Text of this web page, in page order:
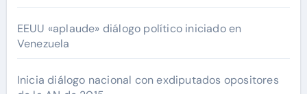
EEUU «aplaude» diálogo político iniciado en
Venezuela
Inicia diálogo nacional con exdiputados opositores